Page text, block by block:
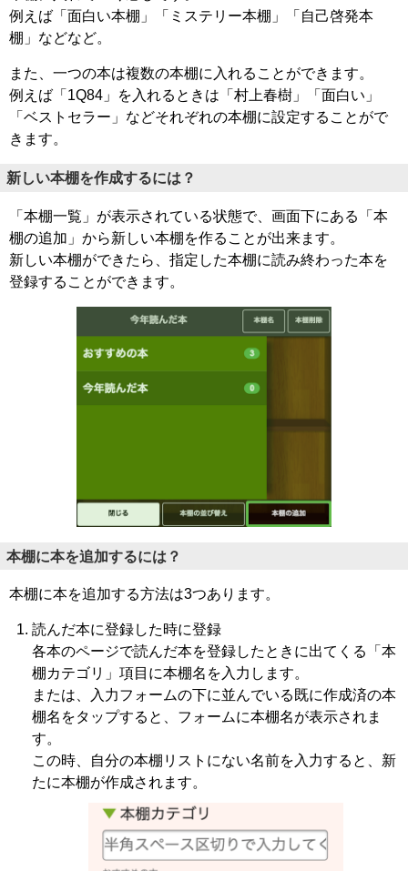
例えば「面白い本棚」「ミステリー本棚」「自己啓発本
棚」などなど。
また、一つの本は複数の本棚に入れることができます。
例えば「1Q84」を入れるときは「村上春樹」「面白い」
「ベストセラー」などそれぞれの本棚に設定することがで
きます。
新しい本棚を作成するには？
「本棚一覧」が表示されている状態で、画面下にある「本
棚の追加」から新しい本棚を作ることが出来ます。
新しい本棚ができたら、指定した本棚に読み終わった本を
登録することができます。
本棚に本を追加するには？
本棚に本を追加する方法は3つあります。
読んだ本に登録した時に登録
各本のページで読んだ本を登録したときに出てくる「本
棚カテゴリ」項目に本棚名を入力します。
または、入力フォームの下に並んでいる既に作成済の本
棚名をタップすると、フォームに本棚名が表示されま
す。
この時、自分の本棚リストにない名前を入力すると、新
たに本棚が作成されます。